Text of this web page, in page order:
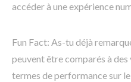
accéder à une expérience
Fun Fact: As-tu déjà
peuvent être comparés à
termes de performance sur le